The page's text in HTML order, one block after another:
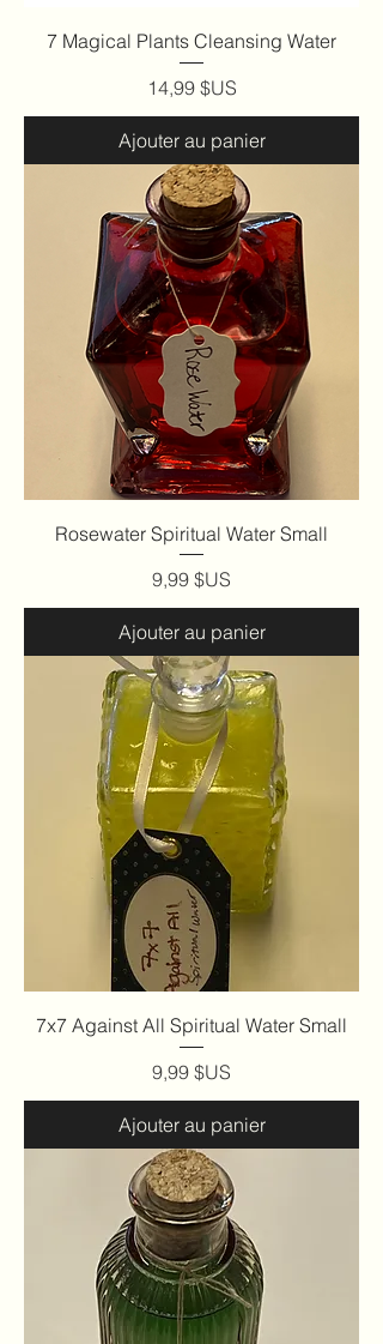
7 Magical Plants Cleansing Water
Prix
14,99 $US
Ajouter au panier
Rosewater Spiritual Water Small
Prix
9,99 $US
Ajouter au panier
7x7 Against All Spiritual Water Small
Prix
9,99 $US
Ajouter au panier